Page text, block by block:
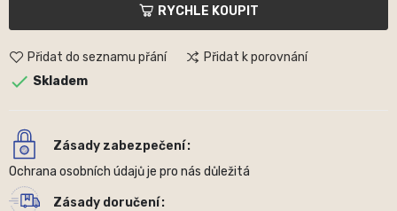
RYCHLE KOUPIT
Přidat do seznamu přání Přidat k porovnání
 Skladem
Zásady zabezpečení
Ochrana osobních údajů je pro nás důležitá
Zásady doručení